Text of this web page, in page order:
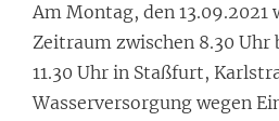
Am Montag, den 13.09.2021
Zeitraum zwischen 8.30
11.30 Uhr in Staßfurt,
Wasserversorgung wegen